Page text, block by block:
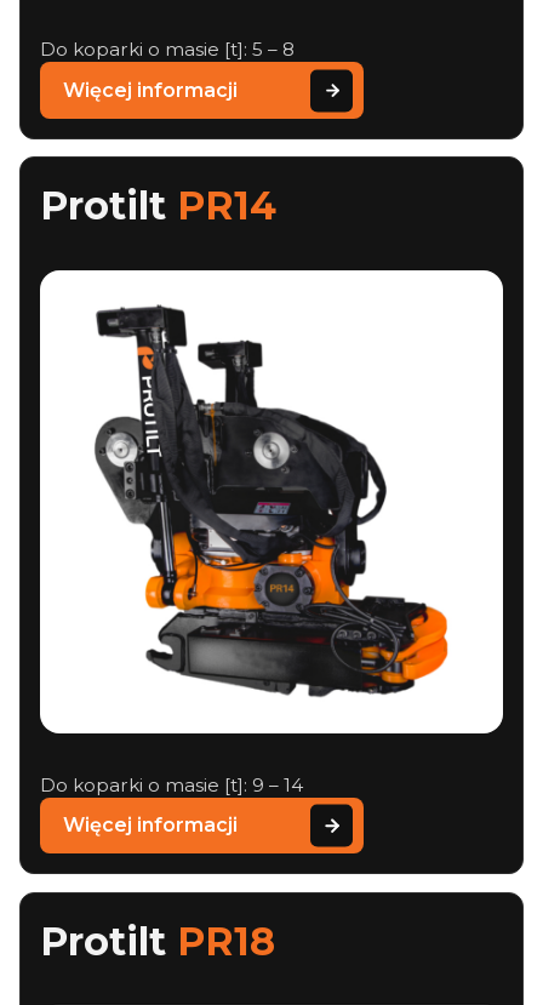
Do koparki o masie [t]: 5 – 8
Więcej informacji
Protilt PR14
Do koparki o masie [t]: 9 – 14
Więcej informacji
Protilt PR18